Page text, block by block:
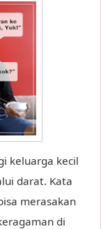
keluarga kecil
darat. Kata
merasakan
di